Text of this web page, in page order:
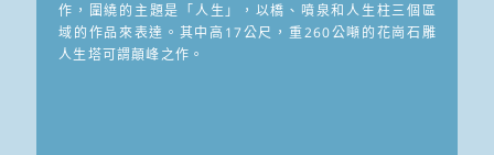
作，圍繞的主題是「人生」，以橋、噴泉和人生柱三個區
域的作品來表達。其中高17公尺，重260公噸的花崗石雕
人生塔可謂顛峰之作。